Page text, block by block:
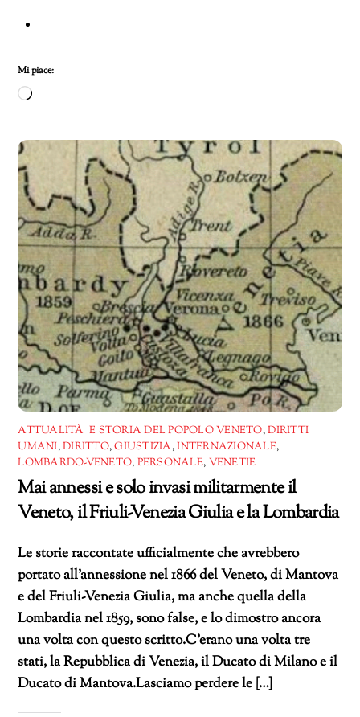
Mi piace:
Caricamento
corso…
ATTUALITÀ E STORIA DEL POPOLO VENETO,DIRITTI
UMANI,DIRITTO,GIUSTIZIA,INTERNAZIONALE,
LOMBARDO-VENETO, PERSONALE, VENETIE
Mai annessi e solo invasi militarmente il
Veneto, il Friuli-Venezia Giulia e la Lombardia
Le storie raccontate ufficialmente che avrebbero
portato all’annessione nel 1866 del Veneto, di Mantova
e del Friuli-Venezia Giulia, ma anche quella della
Lombardia nel 1859, sono false, e lo dimostro ancora
una volta con questo scritto.C’erano una volta tre
stati, la Repubblica di Venezia, il Ducato di Milano e il
Ducato di Mantova.Lasciamo perdere le […]